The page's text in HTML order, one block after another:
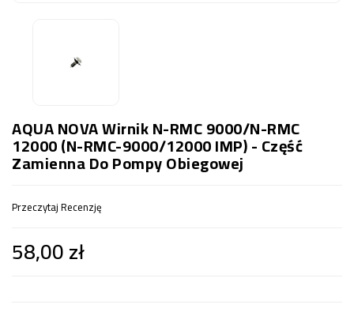
AQUA NOVA Wirnik N-RMC 9000/N-RMC
12000 (N-RMC-9000/12000 IMP) - Część
Zamienna Do Pompy Obiegowej
Przeczytaj Recenzję
58,00 zł